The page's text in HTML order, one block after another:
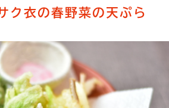
ク衣の春野菜の天ぷら